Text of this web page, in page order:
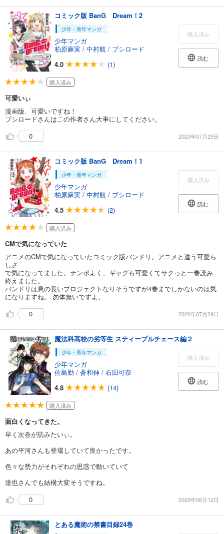
コミック版 BanG Dream！2
少年・青年マンガ
少年マンガ
柏原麻実 / 中村航 / ブシロード
4.0
(1)
購入済み
読む
購入済み
可愛いぃ
漫画版、可愛いですね！
ブシロードさんはこの作者さん大事にしてください。
0
2020年07月29日
コミック版 BanG Dream！1
少年・青年マンガ
少年マンガ
柏原麻実 / 中村航 / ブシロード
4.5
(2)
購入済み
読む
購入済み
CMで気になっていた
アニメのCMで気になっていたコミック版バンドリ。アニメと違う可愛ら
しさ
で気になってました。テンポよく、ギャグも可愛くてサクっと一巻読み
終えました。
バンドリは息の長いプロジェクトなりそうですが4巻までしかないのは気
になりますね。 勿体無いですよ。
0
2020年07月29日
魔法科高校の劣等生 スティープルチェース編２
少年・青年マンガ
少年マンガ
佐島勤 / 蒼和伸 / 石田可奈
4.8
(14)
購入済み
読む
購入済み
面白くなってきた。
早く次巻が読みたいぃ。
あの平河さんも登場していて良かったです。
色々な勢力がそれぞれの思惑で動いていて
達也さんでも結構大変そうですね。
0
2020年06月12日
とある魔術の禁書目録24巻